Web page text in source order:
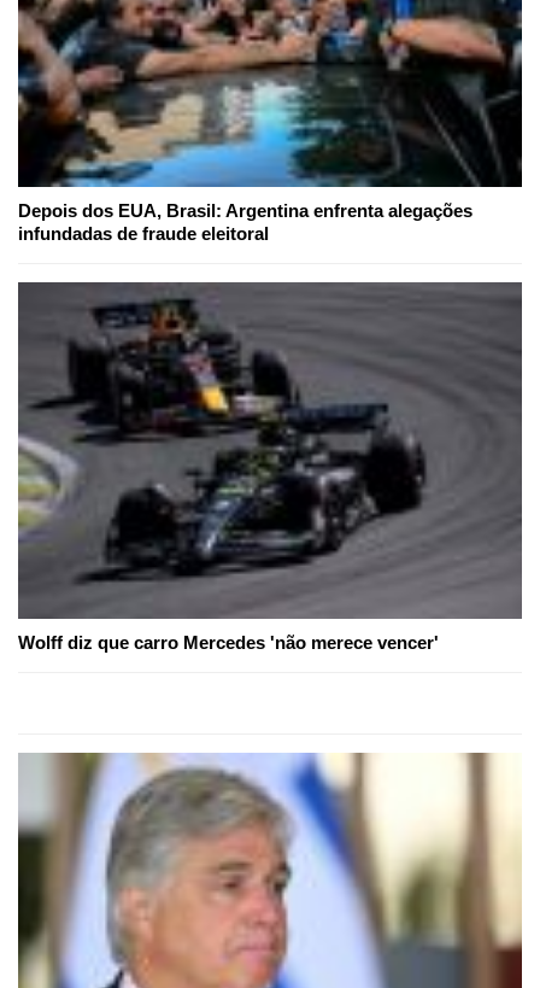
Depois dos EUA, Brasil: Argentina enfrenta alegações
infundadas de fraude eleitoral
Wolff diz que carro Mercedes 'não merece vencer'